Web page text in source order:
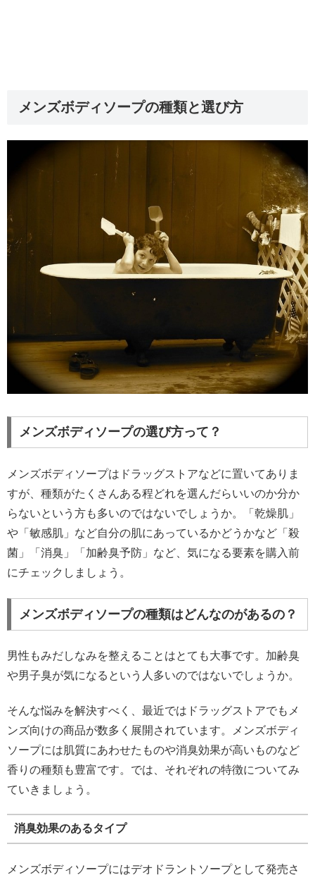
メンズボディソープの種類と選び方
メンズボディソープの選び方って？
メンズボディソープはドラッグストアなどに置いてありま
すが、種類がたくさんある程どれを選んだらいいのか分か
らないという方も多いのではないでしょうか。「乾燥肌」
や「敏感肌」など自分の肌にあっているかどうかなど「殺
菌」「消臭」「加齢臭予防」など、気になる要素を購入前
にチェックしましょう。
メンズボディソープの種類はどんなのがあるの？
男性もみだしなみを整えることはとても大事です。加齢臭
や男子臭が気になるという人多いのではないでしょうか。
そんな悩みを解決すべく、最近ではドラッグストアでもメ
ンズ向けの商品が数多く展開されています。メンズボディ
ソープには肌質にあわせたものや消臭効果が高いものなど
香りの種類も豊富です。では、それぞれの特徴についてみ
ていきましょう。
消臭効果のあるタイプ
メンズボディソープにはデオドラントソープとして発売さ